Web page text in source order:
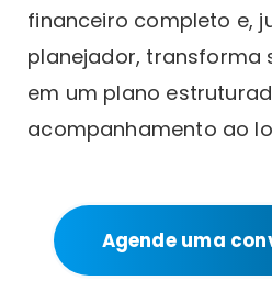
financeiro completo e,
planejador, transforma
em um plano
acompanhamento ao
Agende uma